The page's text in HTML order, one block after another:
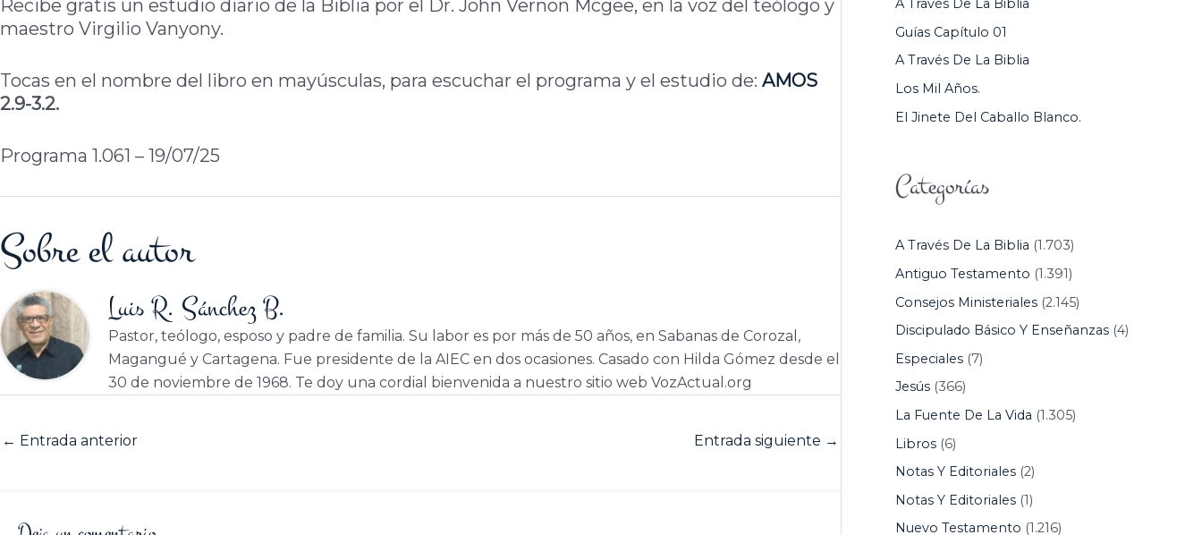
Recibe gratis un estudio diario de la Biblia por el Dr. John Vernon Mcgee, en la voz del teólogo y
maestro Virgilio Vanyony.
Tocas en el nombre del libro en mayúsculas, para escuchar el programa y el estudio de: AMOS
2.9-3.2.
Programa 1.061 – 19/07/25
Sobre el autor
Luis R. Sánchez B.
Pastor, teólogo, esposo y padre de familia. Su labor es por más de 50 años, en Sabanas de Corozal,
Magangué y Cartagena. Fue presidente de la AIEC en dos ocasiones. Casado con Hilda Gómez desde el
30 de noviembre de 1968. Te doy una cordial bienvenida a nuestro sitio web VozActual.org
← Entrada anterior Entrada siguiente →
R
:
A Través De La Biblia
Guías Capítulo 01
A Través De La Biblia
Los Mil Años.
El Jinete Del Caballo Blanco.
Categorías
A Través De La Biblia (1.703)
Antiguo Testamento (1.391)
Consejos Ministeriales(2.145)
Discipulado Básico Y Enseñanzas(4)
Especiales(7)
Jesús(366)
La Fuente De La Vida (1.305)
Libros(6)
Notas Y Editoriales(2)
Notas Y Editoriales(1)
Nuevo Testamento (1.216)